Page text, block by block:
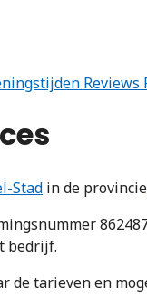
Reviews
Stad in de provincie
bedrijf.
de tarieven en